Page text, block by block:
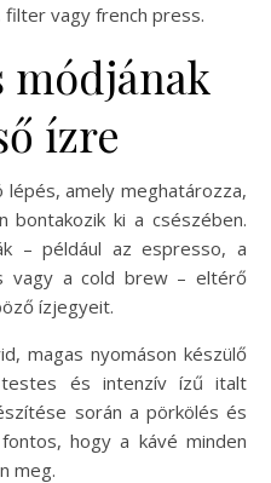
vagy french press.
módjának
ízre
amely meghatározza,
bontakozik ki a csészében.
– például az espresso, a
vagy a cold brew – eltérő
ízjegyeit.
magas nyomáson készülő
testes és intenzív ízű italt
során a pörkölés és
hogy a kávé minden
meg.